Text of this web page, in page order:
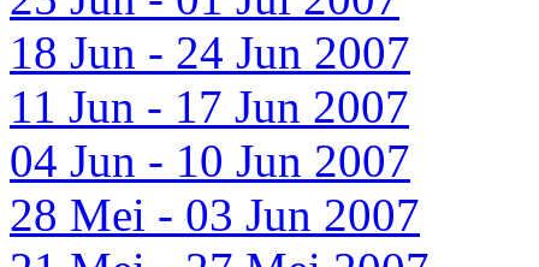
18 Jun - 24 Jun 2007
11 Jun - 17 Jun 2007
04 Jun - 10 Jun 2007
28 Mei - 03 Jun 2007